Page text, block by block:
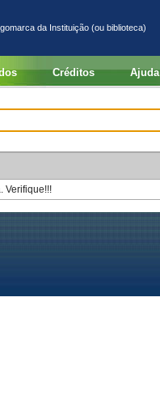
da Instituição (ou biblioteca)
Créditos Ajuda
Verifique!!!